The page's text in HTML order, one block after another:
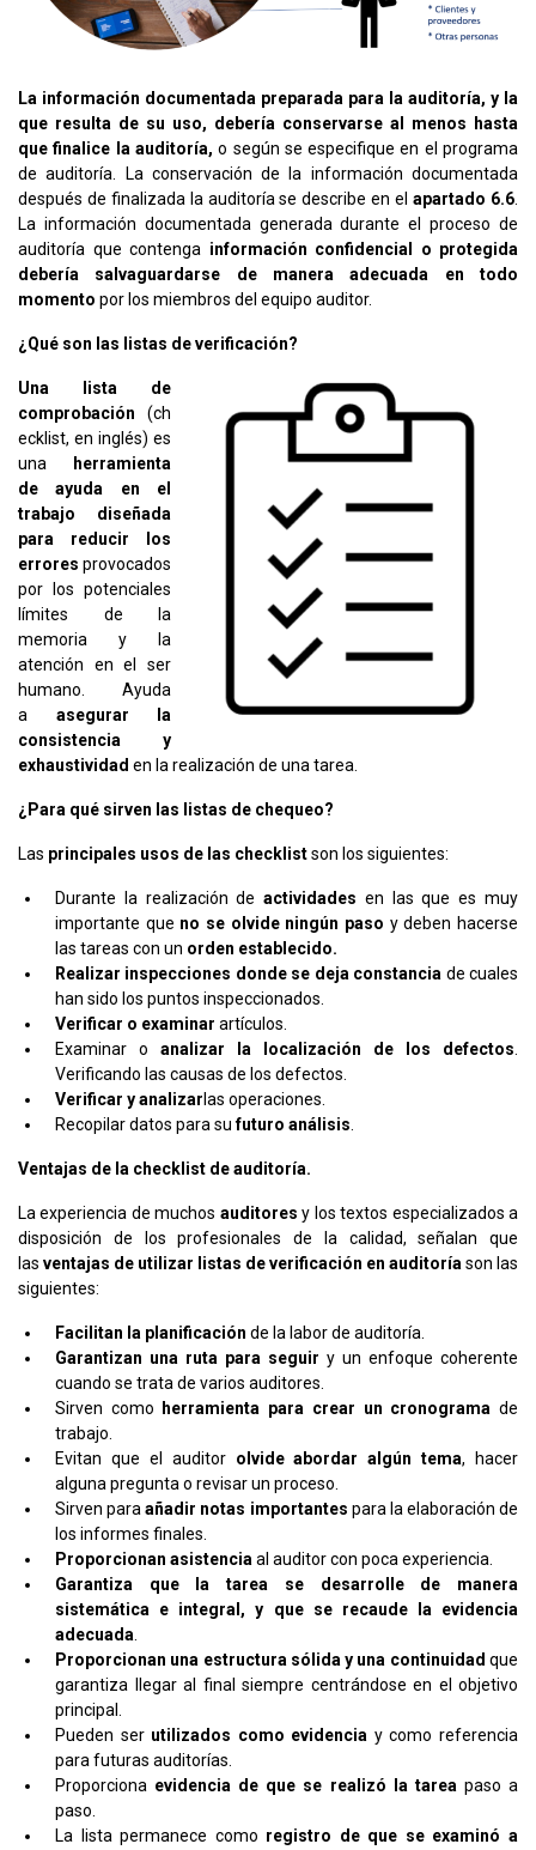
La información documentada preparada para la auditoría, y la
que resulta de su uso, debería conservarse al menos hasta
que finalice la auditoría, o según se especifique en el programa
de auditoría. La conservación de la información documentada
después de finalizada la auditoría se describe en elapartado 6.6.
La información documentada generada durante el proceso de
auditoría que contenga información confidencial o protegida
debería salvaguardarse de manera adecuada en todo
momento por los miembros del equipo auditor.
¿Qué son las listas de verificación?
Una lista de
comprobación (ch
ecklist, en inglés) es
una
herramienta
de ayuda en el
trabajo diseñada
para reducir los
errores provocados
por los potenciales
límites de la
memoria y la
atención en el ser
humano. Ayuda
a asegurar la
consistencia y
exhaustividad en la realización de una tarea.
¿Para qué sirven las listas de chequeo?
Las principales usos de las checklistson los siguientes:
Durante la realización deactividades en las que es muy
importante que no se olvide ningún paso y deben hacerse
las tareas con un orden establecido.
Realizar inspecciones donde se deja constancia de cuales
han sido los puntos inspeccionados.
Verificar o examinar artículos.
Examinar o analizar la localización de los defectos.
Verificando las causas de los defectos.
Verificar y analizar las operaciones.
Recopilar datos para sufuturo análisis.
Ventajas de la checklist de auditoría.
La experiencia de muchos auditores y los textos especializados a
disposición de los profesionales de la calidad, señalan que
las ventajas de utilizar listas de verificación en auditoríason las
siguientes:
Facilitan la planificación de la labor de auditoría.
Garantizan una ruta para seguir y un enfoque coherente
cuando se trata de varios auditores.
Sirven como herramienta para crear un cronograma de
trabajo.
Evitan que el auditor olvide abordar algún tema, hacer
alguna pregunta o revisar un proceso.
Sirven paraañadir notas importantes para la elaboración de
los informes finales.
Proporcionan asistenciaal auditor con poca experiencia.
Garantiza que la tarea se desarrolle de manera
sistemática e integral, y que se recaude la evidencia
adecuada.
Proporcionan una estructura sólida y una continuidad que
garantiza llegar al final siempre centrándose en el objetivo
principal.
Pueden serutilizados como evidencia y como referencia
para futuras auditorías.
Proporciona evidencia de que se realizó la tareapaso a
paso.
La lista permanece como registro de que se examinó a